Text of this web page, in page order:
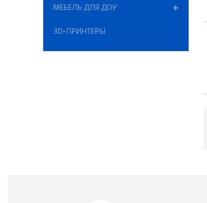
МЕБЕЛЬ ДЛЯ ДОУ
3D-ПРИНТЕРЫ